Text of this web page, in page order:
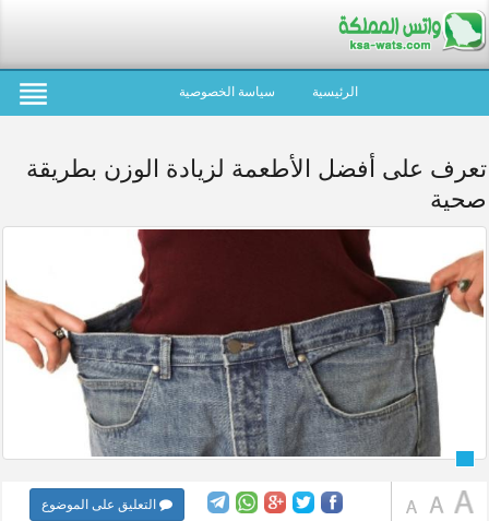
الرئيسية سياسة الخصوصية
تعرف على أفضل الأطعمة لزيادة الوزن بطريقة
صحية
التعليق على الموضوع